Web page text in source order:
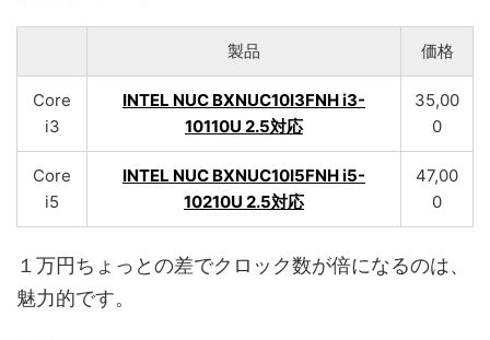
製品 価格
Core
i3
INTEL NUC BXNUC10I3FNH i3-
10110U 2.5対応
35,00
0
Core
i5
INTEL NUC BXNUC10I5FNH i5-
10210U 2.5対応
47,00
0
１万円ちょっとの差でクロック数が倍になるのは、
魅力的です。